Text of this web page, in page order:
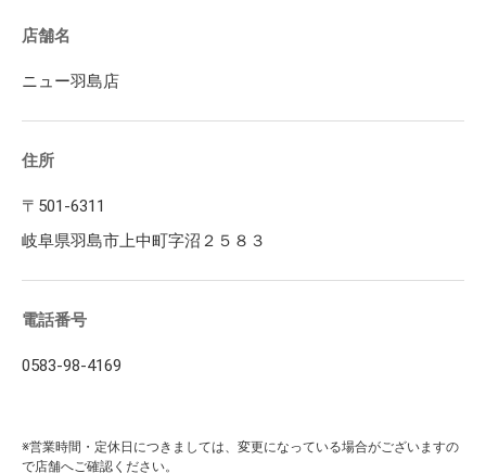
店舗名
ニュー羽島店
住所
〒501-6311
岐阜県羽島市上中町字沼２５８３
電話番号
0583-98-4169
※営業時間・定休日につきましては、変更になっている場合がございますの
で店舗へご確認ください。